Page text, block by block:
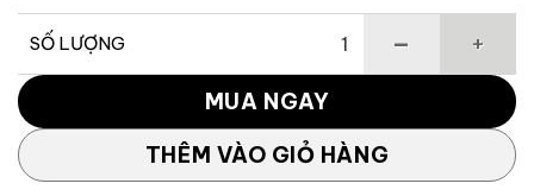
SỐ LƯỢNG
Áo Khoác Golf Nữ 3in1 Transform TL547 TaylorMade số
THÊM VÀO GIỎ HÀNG
MUA NGAY